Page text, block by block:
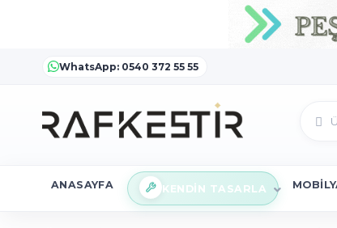
WhatsApp: 0540 372 55 55
ANASAYFA KENDİN TASARLA